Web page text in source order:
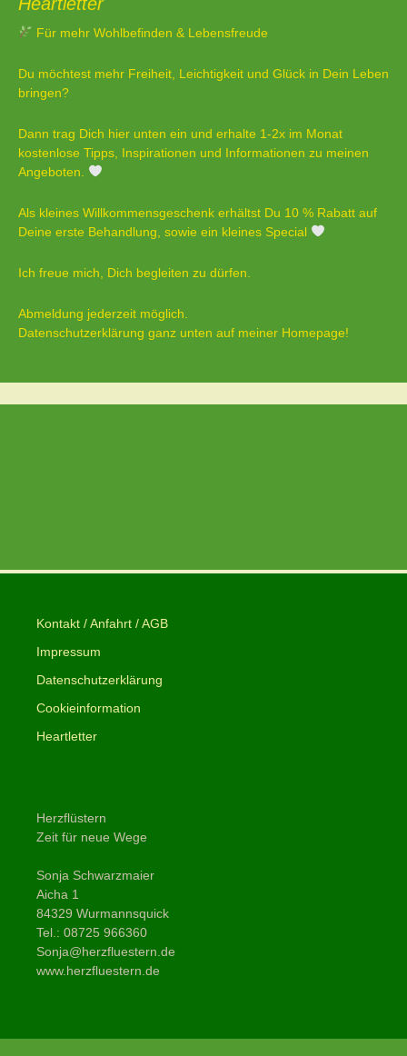
Für mehr Wohlbefinden & Lebensfreude
Du möchtest mehr Freiheit, Leichtigkeit und Glück in Dein Leben
bringen?
Dann trag Dich hier unten ein und erhalte 1-2x im Monat
kostenlose Tipps, Inspirationen und Informationen zu meinen
Angeboten.
Als kleines Willkommensgeschenk erhältst Du 10 % Rabatt auf
Deine erste Behandlung, sowie ein kleines Special
Ich freue mich, Dich begleiten zu dürfen.
Abmeldung jederzeit möglich.
Datenschutzerklärung ganz unten auf meiner Homepage!
Kontakt / Anfahrt / AGB
Impressum
Datenschutzerklärung
Cookieinformation
Heartletter
Herzflüstern
Zeit für neue Wege
Sonja Schwarzmaier
Aicha 1
84329 Wurmannsquick
Tel.: 08725 966360
Sonja@herzfluestern.de
www.herzfluestern.de